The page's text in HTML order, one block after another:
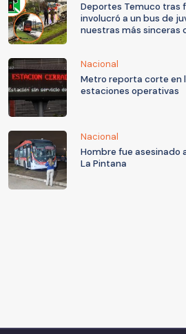
Deportes Temuco tras
involucró a un bus de
nuestras más sinceras
Nacional
Metro reporta corte en
estaciones operativas
Nacional
Hombre fue asesinado
La Pintana